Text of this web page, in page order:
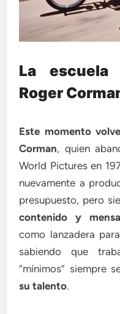
La escuela
Roger
Este momento
Corman, quien
World Pictures en
nuevamente a
presupuesto, pero
contenido y
como lanzadera
sabiendo que
“mínimos” siempre
su talento.